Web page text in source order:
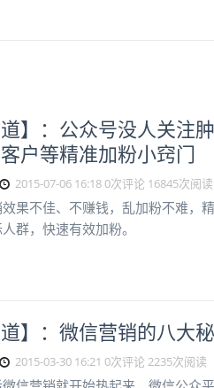
道】：公众号没人关注
户等精准加粉小窍门
2015-07-06 16:180次评论 16845次阅读
果不佳、不赚钱，乱加粉不难，
群，快速有效加粉。
道】：微信营销的八大
2015-03-30 16:21 0次评论 2235次阅读